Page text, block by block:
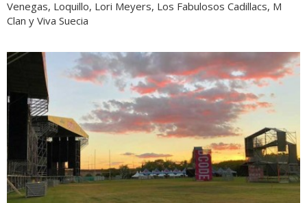
Venegas, Loquillo, Lori Meyers, Los Fabulosos Cadillacs, M
Clan y Viva Suecia